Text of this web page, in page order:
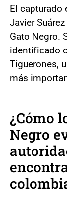
El capturado
Javier
Gato Negro.
identificado
Tiguerones,
más
¿Cómo
Negro